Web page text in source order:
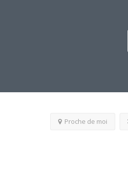
Proche de moi